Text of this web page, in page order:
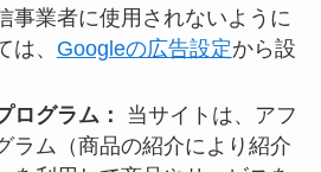
事業者に使用されないように
、 Googleの広告設定から設
ログラム：
当サイトは、アフ
ラム（商品の紹介により紹介